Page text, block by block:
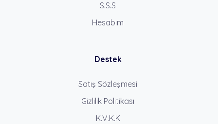
S.S.S
Hesabım
Destek
Satış Sözleşmesi
Gizlilik Politikası
K.V.K.K